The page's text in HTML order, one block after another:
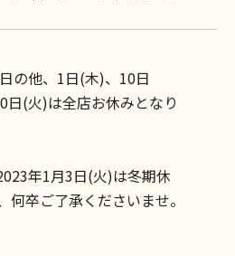
の他、1日(木)、10日
(火)は全店お休みとなり
年1月3日(火)は冬期休
何卒ご了承くださいませ。